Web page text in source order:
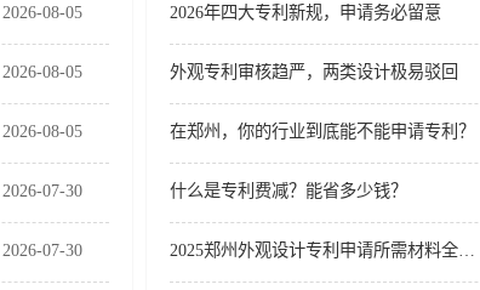
2026-08-05
2026-08-05
2026-08-05
2026-07-30
2026-07-30
2026年四大专利新规，申请务必留意
外观专利审核趋严，两类设计极易驳回
在郑州，你的行业到底能不能申请专利？
什么是专利费减？能省多少钱？